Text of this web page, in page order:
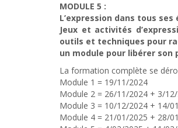
MODULE 5 :
L’expression dans tous ses
Jeux et activités
outils et techniques pour
un module pour libérer
La formation complète se
Module 1 = 19/11/2024
Module 2 = 26/11/2024 + 3/
Module 3 = 10/12/2024 + 14/
Module 4 = 21/01/2025 + 28/